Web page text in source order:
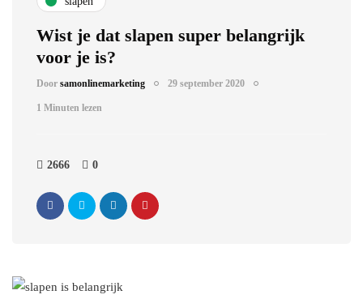
Wist je dat slapen super belangrijk
voor je is?
Door samonlinemarketing 29 september 2020
1 Minuten lezen
2666 0